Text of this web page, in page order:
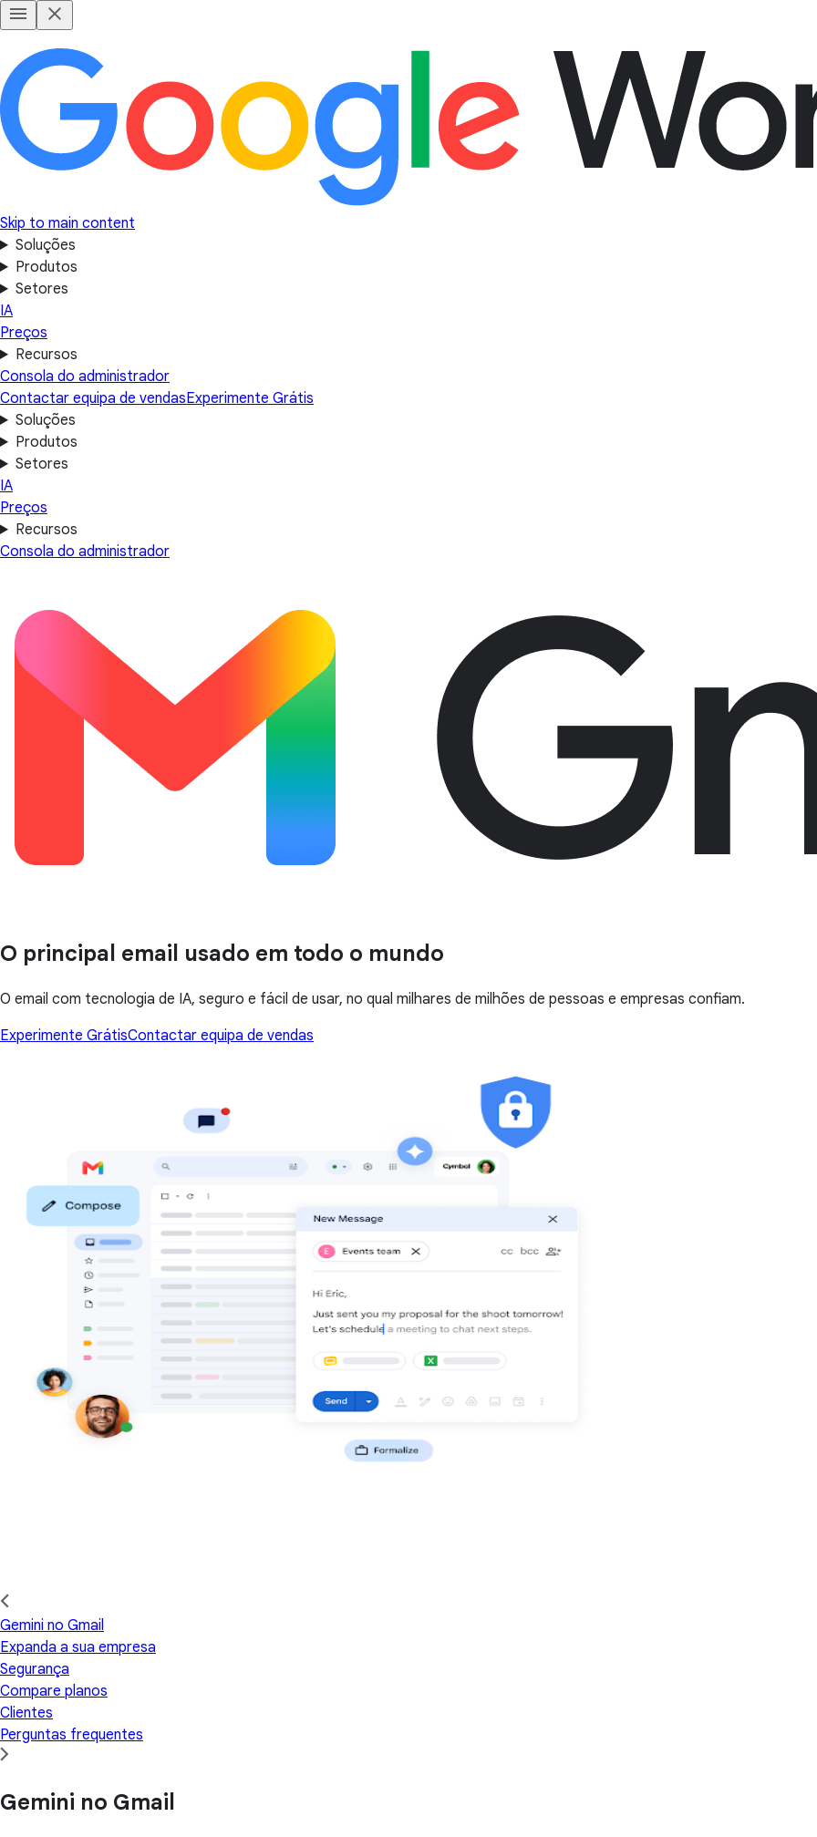
Skip to main content
Soluções
Produtos
Setores
IA
Preços
Recursos
Consola do administrador
Contactar equipa de vendasExperimente Grátis
Soluções
Produtos
Setores
IA
Preços
Recursos
Consola do administrador
O principal email usado em todo o mundo
O email com tecnologia de IA, seguro e fácil de usar, no qual milhares de milhões de pessoas e empresas confiam.
Experimente GrátisContactar equipa de vendas
Gemini no Gmail
Expanda a sua empresa
Segurança
Compare planos
Clientes
Perguntas frequentes
Gemini no Gmail